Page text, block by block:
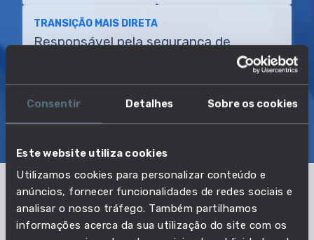
Consentir Detalhes Sobre os cookies
Este website utiliza cookies
Utilizamos cookies para personalizar conteúdo e
anúncios, fornecer funcionalidades de redes sociais e
analisar o nosso tráfego. Também partilhamos
informações acerca da sua utilização do site com os
TRANSIÇÃO MAIS DIRETA
Responsável pela segurança de
SOBREEMPREGO E SALÁRIO
EDUCAÇÃO E COMPETÊNCIAS
Pertencente à profissão: